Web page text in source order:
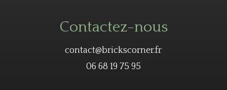
Contactez-nous
contact@brickscorner.fr
06 68 19 75 95